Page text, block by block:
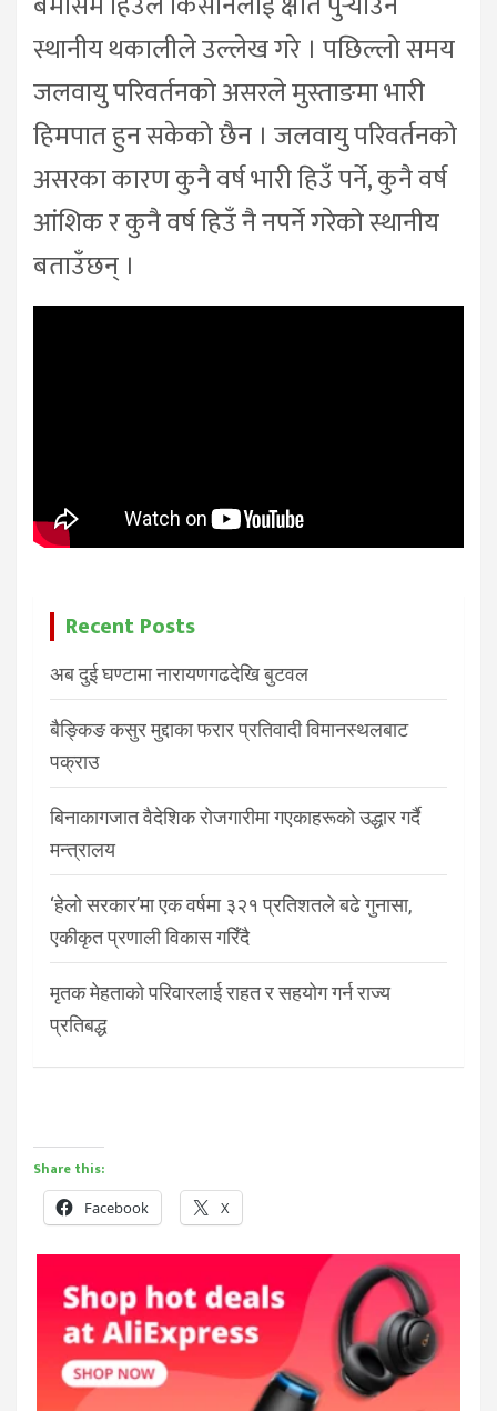
स्थानीय थकालीले उल्लेख गरे । पछिल्लो समय
जलवायु परिवर्तनको असरले मुस्ताङमा भारी
हिमपात हुन सकेको छैन । जलवायु परिवर्तनको
असरका कारण कुनै वर्ष भारी हिउँ पर्ने, कुनै वर्ष
आंशिक र कुनै वर्ष हिउँ नै नपर्ने गरेको स्थानीय
बताउँछन् ।
Recent Posts
अब दुई घण्टामा नारायणगढदेखि बुटवल
बैङ्किङ कसुर मुद्दाका फरार प्रतिवादी विमानस्थलबाट
पक्राउ
बिनाकागजात वैदेशिक रोजगारीमा गएकाहरूको उद्धार गर्दै
मन्त्रालय
‘हेलो सरकार’मा एक वर्षमा ३२१ प्रतिशतले बढे गुनासा,
एकीकृत प्रणाली विकास गरिँदै
मृतक मेहताको परिवारलाई राहत र सहयोग गर्न राज्य
प्रतिबद्ध
Share this:
Facebook X